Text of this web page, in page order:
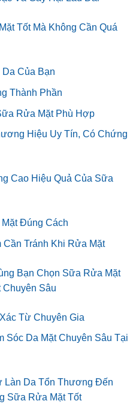
Tốt Mà Không Cần Quá
Của Bạn
Thành Phần
Rửa Mặt Phù Hợp
Hiệu Uy Tín, Có Chứng
Cao Hiệu Quả Của Sữa
Đúng Cách
Cần Tránh Khi Rửa Mặt
Bạn Chọn Sữa Rửa Mặt
Chuyên Sâu
Từ Chuyên Gia
Sóc Da Mặt Chuyên Sâu Tại
Làn Da Tổn Thương Đến
Sữa Rửa Mặt Tốt